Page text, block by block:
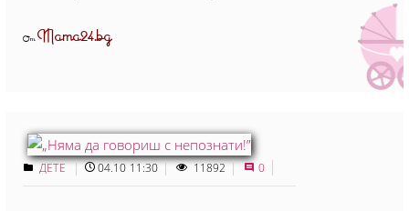
ОтMama24.bg
ДЕТЕ 04.10 11:30 11892 0